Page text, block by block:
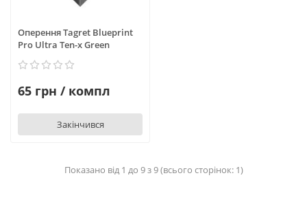
Оперення Tagret Blueprint
Pro Ultra Ten-x Green
65 грн / компл
Закінчився
Показано від 1 до 9 з 9 (всього сторінок: 1)